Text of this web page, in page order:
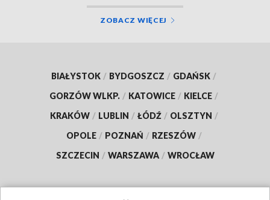
ZOBACZ WIĘCEJ
BIAŁYSTOK / BYDGOSZCZ / GDAŃSK /
GORZÓW WLKP. / KATOWICE / KIELCE /
KRAKÓW / LUBLIN / ŁÓDŹ / OLSZTYN /
OPOLE / POZNAŃ / RZESZÓW /
SZCZECIN / WARSZAWA / WROCŁAW